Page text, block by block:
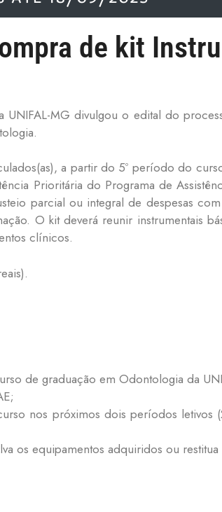
de kit
UNIFAL-MG divulgou o edital do
a partir do 5º período do
Prioritária do Programa de
parcial ou integral de despesas
O kit deverá reunir instrumentais
clínicos.
de graduação em Odontologia da
nos próximos dois períodos
os equipamentos adquiridos ou